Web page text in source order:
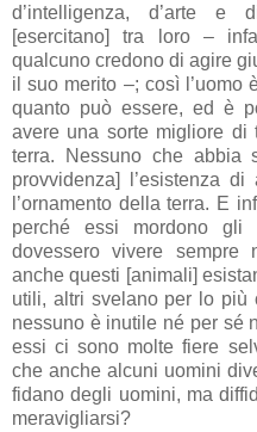
d’intelligenza, d’arte
[esercitano] tra loro –
qualcuno credono di agire
il suo merito –; così l’uomo
quanto può essere, ed è
avere una sorte migliore
terra. Nessuno che abbia
provvidenza] l’esistenza
l’ornamento della terra. E
perché essi mordono
dovessero vivere
anche questi [animali]
utili, altri svelano per lo più
nessuno è inutile né per sé
essi ci sono molte fiere
che anche alcuni uomini
fidano degli uomini, ma
meravigliarsi?